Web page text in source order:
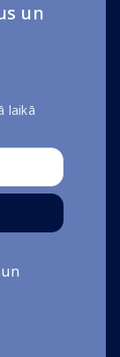
un
laikā
un